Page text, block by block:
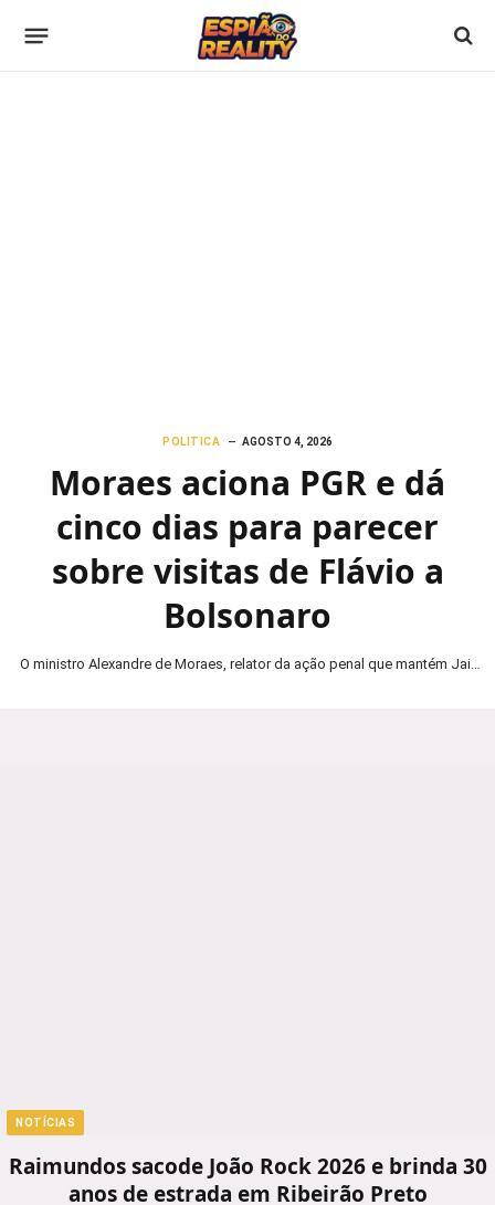
POLITICA AGOSTO 4, 2026
Moraes aciona PGR e dá
cinco dias para parecer
sobre visitas de Flávio a
Bolsonaro
O ministro Alexandre de Moraes, relator da ação penal que mantém Jair
NOTÍCIAS
Raimundos sacode João Rock 2026 e brinda 30
anos de estrada em Ribeirão Preto